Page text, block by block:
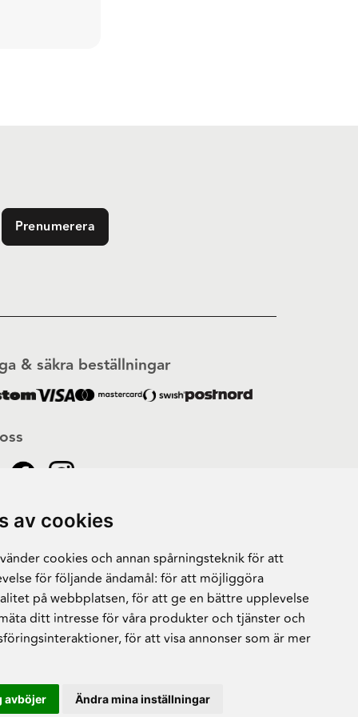
av cookies
cookies och annan spårningsteknik för att
för följande ändamål: för att möjliggöra
på webbplatsen,för att ge en bättre upplevelse
ditt intresse för våra produkter och tjänster och
,för att visa annonser som är mer
avböjer Ändra mina inställningar
Prenumerera
& säkra beställningar